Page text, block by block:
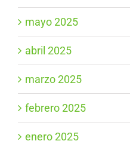
mayo 2025
abril 2025
marzo 2025
febrero 2025
enero 2025